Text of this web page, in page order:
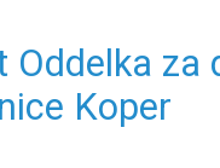
Oddelka
Koper